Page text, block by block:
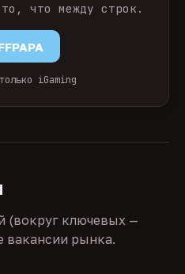
что между строк.
iGaming
(вокруг ключевых —
вакансии рынка.